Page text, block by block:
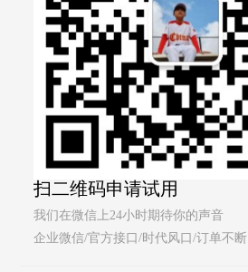
扫二维码申请试用
我们在微信上24小时期待你的声音
企业微信/官方接口/时代风口/订单不断